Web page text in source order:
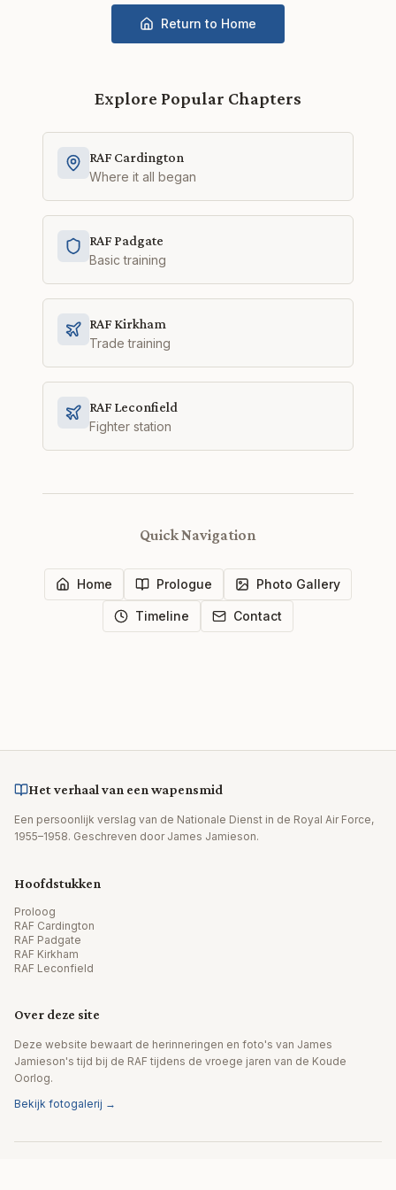
Return to Home
Explore Popular Chapters
RAF Cardington
Where it all began
RAF Padgate
Basic training
RAF Kirkham
Trade training
RAF Leconfield
Fighter station
Quick Navigation
Home Prologue Photo Gallery
Timeline Contact
Het verhaal van een wapensmid
Een persoonlijk verslag van de Nationale Dienst in de Royal Air Force,
1955–1958. Geschreven door James Jamieson.
Hoofdstukken
Proloog
RAF Cardington
RAF Padgate
RAF Kirkham
RAF Leconfield
Over deze site
Deze website bewaart de herinneringen en foto's van James
Jamieson's tijd bij de RAF tijdens de vroege jaren van de Koude
Oorlog.
Bekijk fotogalerij →